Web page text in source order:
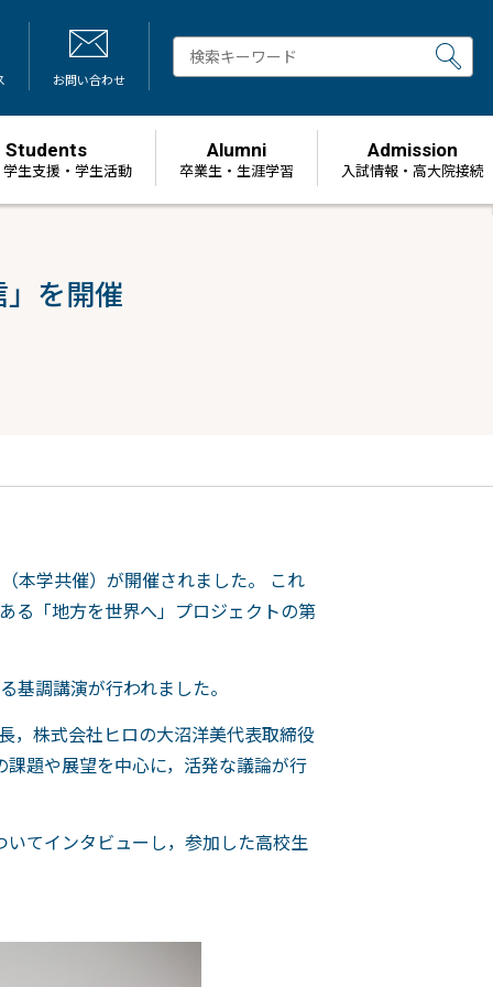
お問い合わせ
Students
生支援・学生活動
Alumni
卒業生・生涯学習
Admission
⼊試情報・高大院接続
を開催
本学共催）が開催されました。 これ
る「地方を世界へ」プロジェクトの第
調講演が行われました。
，株式会社ヒロの大沼洋美代表取締役
題や展望を中心に，活発な議論が行
てインタビューし，参加した高校生